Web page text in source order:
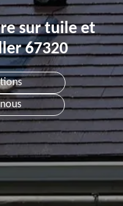
sur tuile et
67320